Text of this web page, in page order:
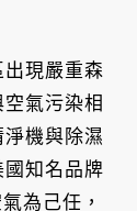
現嚴重森
氣污染相
機與除濕
知名品牌
為己任，